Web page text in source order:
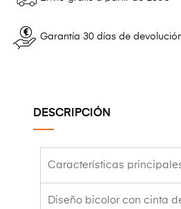
Garantía 30 días de
DESCRIPCIÓN
Características
Diseño bicolor con cinta